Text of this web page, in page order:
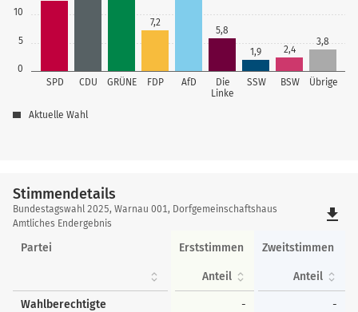
0
5
10
SPD CDU GRÜNE FDP AfD
Die
Linke
SSW BSW Übrige
7,2
5,8
1,9
2,4
3,8
Aktuelle Wahl
Stimmendetails
Stimmendetails
Bundestagswahl 2025, Warnau 001, Dorfgemeinschaftshaus
Amtliches Endergebnis
file_download
Partei Erststimmen Zweitstimmen
Anteil Anteil
Wahlberechtigte - -